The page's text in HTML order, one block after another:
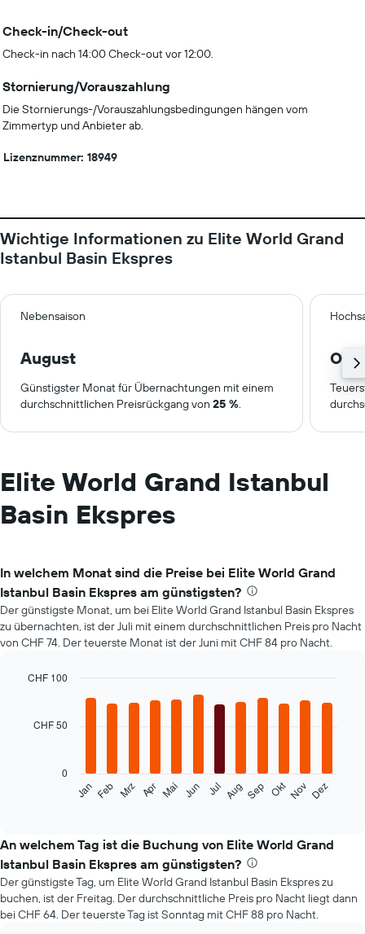
Check-in/Check-out
Check-in nach 14:00 Check-out vor 12:00.
Stornierung/Vorauszahlung
Die Stornierungs-/Vorauszahlungsbedingungen hängen vom
Zimmertyp und Anbieter ab.
Lizenznummer: 18949
Wichtige Informationen zu Elite World Grand
Istanbul Basin Ekspres
Nebensaison
August
Günstigster Monat für Übernachtungen mit einem
durchschnittlichen Preisrückgang von 25 %.
Elite World Grand Istanbul
Basin Ekspres
In welchem Monat sind die Preise bei Elite World Grand
Istanbul Basin Ekspres am günstigsten?
Der günstigste Monat, um bei Elite World Grand Istanbul Basin Ekspres
zu übernachten, ist der Juli mit einem durchschnittlichen Preis pro Nacht
von CHF 74. Der teuerste Monat ist der Juni mit CHF 84 pro Nacht.
with
den
durchschnittlichen
Zimmerpreis
im
jeweiligen
Monat
Jan Feb Mrz Apr Mai Jun Jul Aug Sep OktNov Dez
0
CHF 50
CHF 100
An welchem Tag ist die Buchung von Elite World Grand
Istanbul Basin Ekspres am günstigsten?
Der günstigste Tag, um Elite World Grand Istanbul Basin Ekspres zu
buchen, ist der Freitag. Der durchschnittliche Preis pro Nacht liegt dann
bei CHF 64. Der teuerste Tag ist Sonntag mit CHF 88 pro Nacht.